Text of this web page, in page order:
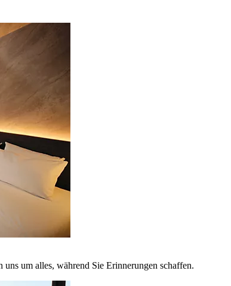
um alles, während Sie Erinnerungen schaffen.